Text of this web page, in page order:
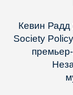
Кевин Радд
Society